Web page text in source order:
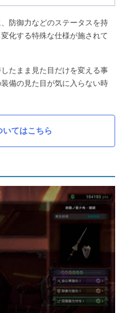
防御力などのステータスを持
化する特殊な仕様が施されて
たまま見た目だけを変える事
備の見た目が気に入らない時
いてはこちら